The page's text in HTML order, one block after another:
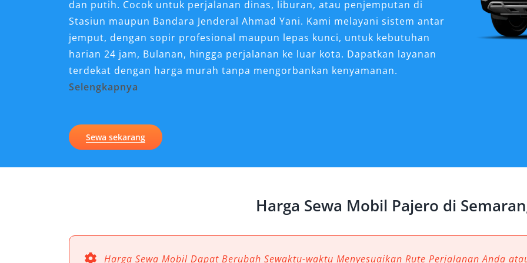
dan putih. Cocok untuk perjalanan dinas, liburan, atau penjemputan di
Stasiun maupun Bandara Jenderal Ahmad Yani. Kami melayani sistem antar
jemput, dengan sopir profesional maupun lepas kunci, untuk kebutuhan
harian 24 jam, Bulanan, hingga perjalanan ke luar kota. Dapatkan layanan
terdekat dengan harga murah tanpa mengorbankan kenyamanan.
Selengkapnya
Perjalanan di Semarang?
banyak diminati adalah Mitsubishi Pajero. Tidak hanya menawarkan
tinggi, cocok untuk berbagai kebutuhan mobilitas di wilayah perkotaan
maupun daerah sekitar. Oleh karena itu, permintaan terhadap layanan sewa
Sewa sekarang
Harga Sewa Mobil Pajero di
Harga Sewa Mobil Dapat Berubah Sewaktu-waktu Menyesuaikan Rute Perjalanan Anda